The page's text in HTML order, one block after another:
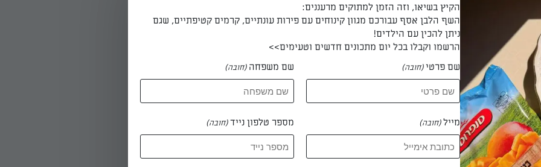
חותכים וזורקים את הגבעולים. מכינים שלוש צלחות: מפזרים מעט קמח
את הביצה עם הטבסקו בצלחת שנייה; מפזרים את פירורי הלחם בצלחת
בנדיבות במלח ובפלפל.
בעומק
להבה בינונית. מאבקים את הפטריות בקמח משני צידיהן. טובלים בביצה
הקיץ בשיאו, וזה הזמן למתוקים מרעננים:
השף הלבן אסף עבורכם מגוון קינוחים עם פירות עונתיים, קרמים קטיפתיים, שגם
ניתן להכין עם הילדים!
הרשמו וקבלו בכל יום מתכונים חדשים וטעימים>>
שם פרטי(חובה) שם משפחה (חובה)
מייל(חובה) מספר טלפון נייד(חובה)